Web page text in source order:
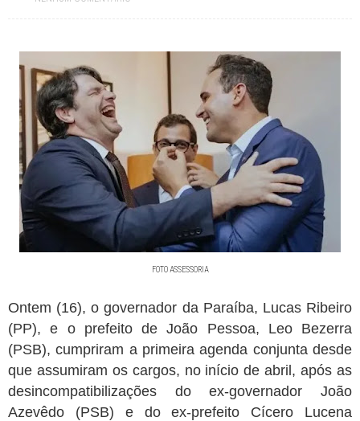
FOTO ASSESSORIA
Ontem (16), o governador da Paraíba, Lucas Ribeiro
(PP), e o prefeito de João Pessoa, Leo Bezerra
(PSB), cumpriram a primeira agenda conjunta desde
que assumiram os cargos, no início de abril, após as
desincompatibilizações do ex-governador João
Azevêdo (PSB) e do ex-prefeito Cícero Lucena